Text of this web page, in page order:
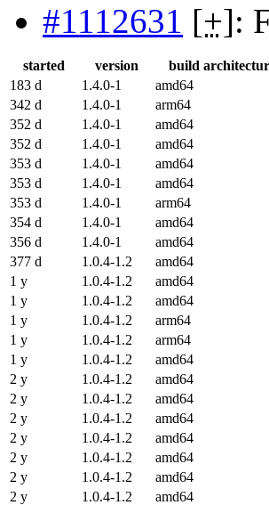
#1112631 [+]:
started version build
183 d
1.4.0-1 amd64
342 d
1.4.0-1 arm64
352 d
1.4.0-1 amd64
352 d
1.4.0-1 amd64
353 d
1.4.0-1 amd64
353 d
1.4.0-1 amd64
353 d
1.4.0-1 arm64
354 d
1.4.0-1 amd64
356 d
1.4.0-1 amd64
377 d
1.0.4-1.2 amd64
1 y
1.0.4-1.2 amd64
1 y
1.0.4-1.2 amd64
1 y
1.0.4-1.2 arm64
1 y
1.0.4-1.2 arm64
1 y
1.0.4-1.2 amd64
2 y
1.0.4-1.2 amd64
2 y
1.0.4-1.2 amd64
2 y
1.0.4-1.2 amd64
2 y
1.0.4-1.2 amd64
2 y
1.0.4-1.2 amd64
2 y
1.0.4-1.2 amd64
2 y
1.0.4-1.2 amd64